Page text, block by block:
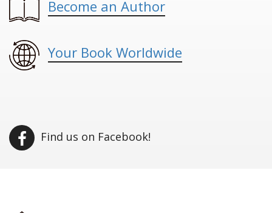
Become an Author
Your Book Worldwide
Find us on Facebook!